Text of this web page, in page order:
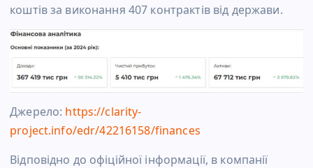
коштів за виконання 407 контрактів від держави.
Джерело: https://clarity-
project.info/edr/42216158/finances
Відповідно до офіційної інформації, в компанії